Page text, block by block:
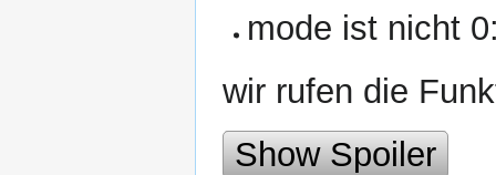
mode ist nicht
wir rufen die
Show Spoiler